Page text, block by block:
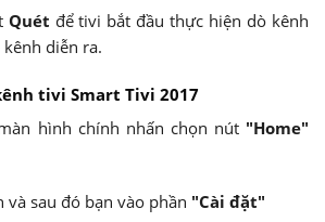
Quét để tivi bắt đầu thực hiện dò kênh
diễn ra.
tivi Smart Tivi 2017
hình chính nhấn chọn nút "Home"
và sau đó bạn vào phần "Cài đặt"